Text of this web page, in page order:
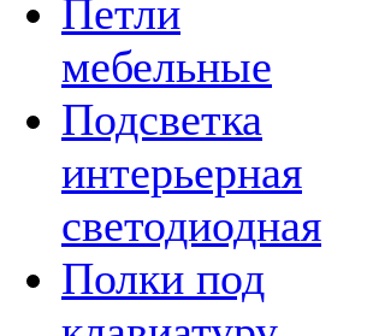
Петли
мебельные
Подсветка
интерьерная
светодиодная
Полки под